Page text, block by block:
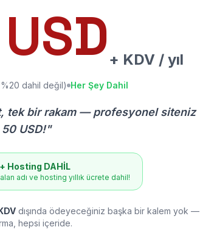
+ KDV / yıl
%20 dahil değil) Her Şey Dahil
tek bir rakam — profesyonel siteniz
50 USD!"
Hosting DAHİL
adı ve hosting yıllık ücrete dahil!
dışında ödeyeceğiniz başka bir kalem yok —
hepsi içeride.